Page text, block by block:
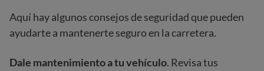
Aquí hay algunos consejos de seguridad que pueden
ayudarte a mantenerte seguro en la carretera.
Dale mantenimiento a tu vehículo. Revisa tus